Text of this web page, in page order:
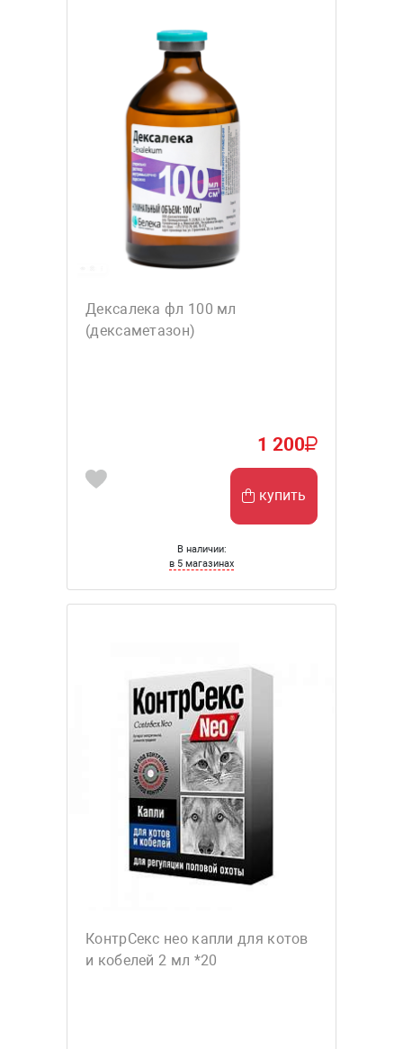
Дексалека фл 100 мл
(дексаметазон)
1 200
купить
В наличии:
в 5 магазинах
КонтрСекс нео капли для котов
и кобелей 2 мл *20